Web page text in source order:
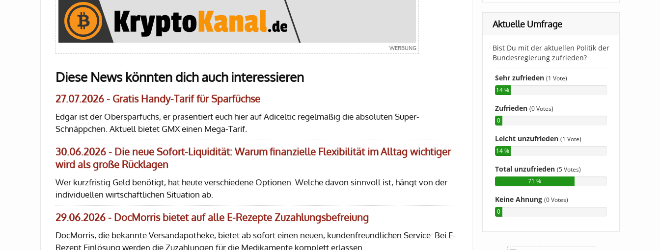
Diese News könnten dich auch interessieren
27.07.2026 - Gratis Handy-Tarif für Sparfüchse
Edgar ist der Obersparfuchs, er präsentiert euch hier auf Adiceltic regelmäßig die absoluten Super-
Schnäppchen. Aktuell bietet GMX einen Mega-Tarif.
30.06.2026 - Die neue Sofort-Liquidität: Warum finanzielle Flexibilität im Alltag wichtiger
wird als große Rücklagen
Wer kurzfristig Geld benötigt, hat heute verschiedene Optionen. Welche davon sinnvoll ist, hängt von der
individuellen wirtschaftlichen Situation ab.
29.06.2026 - DocMorris bietet auf alle E-Rezepte Zuzahlungsbefreiung
DocMorris, die bekannte Versandapotheke, bietet ab sofort einen neuen, kundenfreundlichen Service: Bei E-
Rezept Einlösung werden die Zuzahlungen für die Medikamente komplett erlassen.
Aktuelle Umfrage